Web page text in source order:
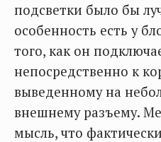
подсветки было бы
особенность есть у
того, как он
непосредственно к
выведенному на
внешнему разъему.
мысль, что